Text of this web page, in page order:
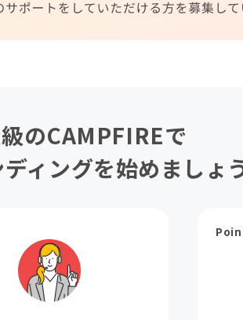
のCAMPFIREで
ィングを始めましょ